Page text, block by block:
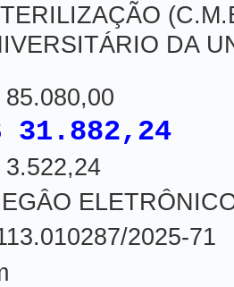
DA
85.080,00
31.882,24
3.522,24
2025-71